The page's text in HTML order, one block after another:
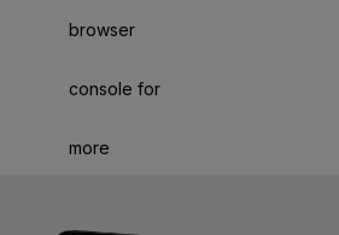
browser
console for
more